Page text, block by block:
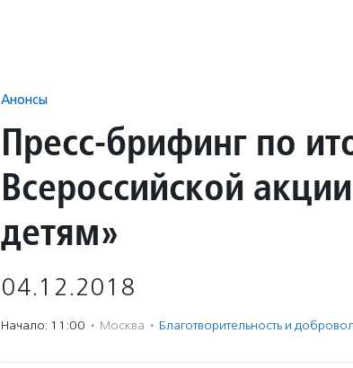
Анонсы
Пресс-брифинг по
Всероссийской
детям»
04.12.2018
Начало: 11:00 · Москва · Благотвори­тель­ность и